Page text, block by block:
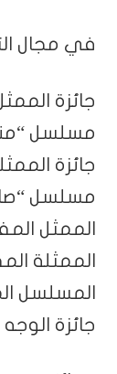
في مجال
جائزة
مسلسل
جائزة
مسلسل
الممثل
الممثلة
المسلسل
جائزة